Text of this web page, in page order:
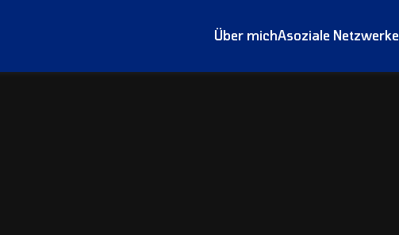
Über michAsoziale Netzwerke